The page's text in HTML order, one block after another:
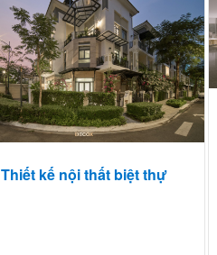
Thiết kế nội thất biệt thự